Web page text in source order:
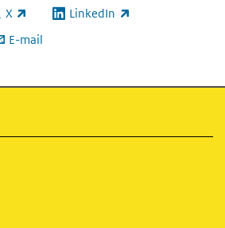
X link) LinkedIn
(externe link)
E-mail